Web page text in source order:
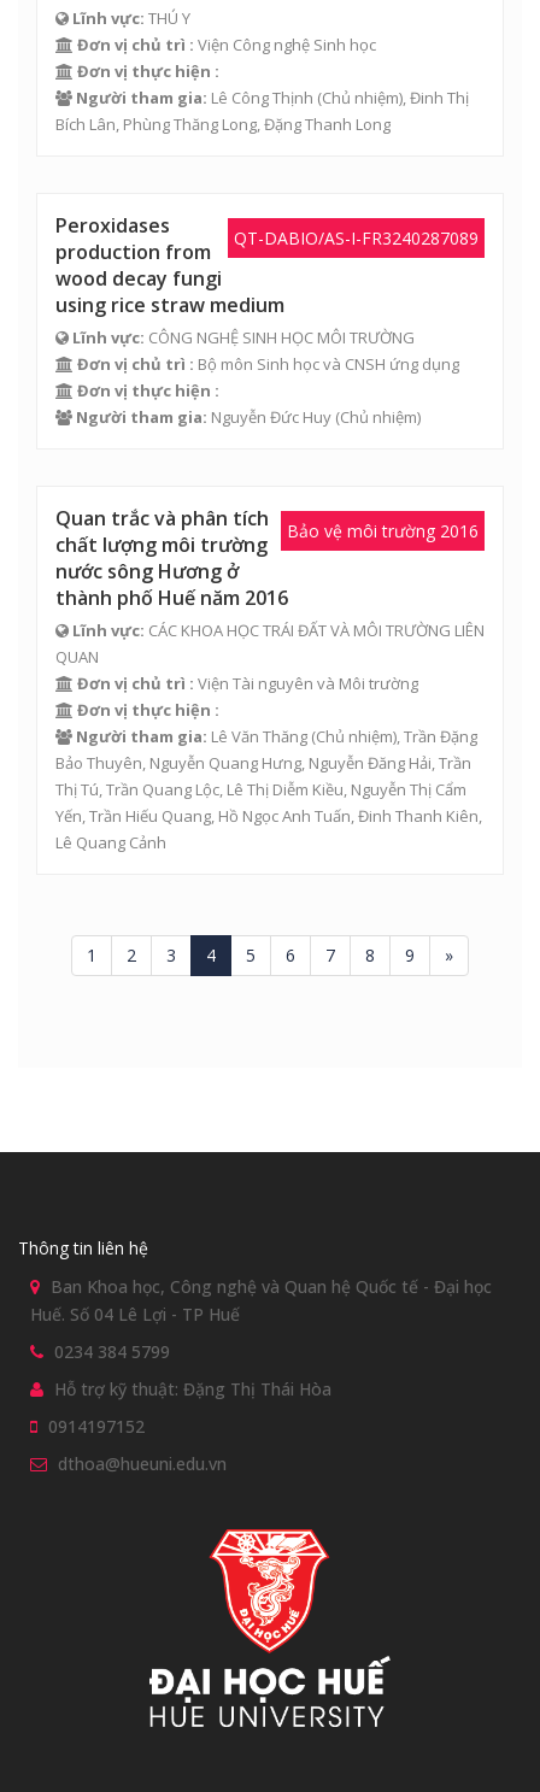
Lĩnh vực: THÚ Y
Đơn vị chủ trì : Viện Công nghệ Sinh học
Đơn vị thực hiện :
Người tham gia: Lê Công Thịnh (Chủ nhiệm),Đinh Thị
Bích Lân, Phùng Thăng Long,Đặng Thanh Long
QT-DABIO/AS-I-FR3240287089
Peroxidases
production from
wood decay fungi
using rice straw medium
Lĩnh vực: CÔNG NGHỆ SINH HỌC MÔI TRƯỜNG
Đơn vị chủ trì : Bộ môn Sinh học và CNSH ứng dụng
Đơn vị thực hiện :
Người tham gia: Nguyễn Đức Huy (Chủ nhiệm)
Bảo vệ môi trường 2016
Quan trắc và phân tích
chất lượng môi trường
nước sông Hương ở
thành phố Huế năm 2016
Lĩnh vực: CÁC KHOA HỌC TRÁI ĐẤT VÀ MÔI TRƯỜNG LIÊN
QUAN
Đơn vị chủ trì : Viện Tài nguyên và Môi trường
Đơn vị thực hiện :
Người tham gia: Lê Văn Thăng (Chủ nhiệm),Trần Đặng
Bảo Thuyên, Nguyễn Quang Hưng, Nguyễn Đăng Hải,Trần
Thị Tú,Trần Quang Lộc, Lê Thị Diễm Kiều, Nguyễn Thị Cẩm
Yến,Trần Hiếu Quang, Hồ Ngọc Anh Tuấn,Đinh Thanh Kiên,
Lê Quang Cảnh
1 2 3 4 5 6 7 8 9 »
Thông tin liên hệ
Ban Khoa học, Công nghệ và Quan hệ Quốc tế - Đại học
Huế. Số 04 Lê Lợi - TP Huế
0234 384 5799
Hỗ trợ kỹ thuật: Đặng Thị Thái Hòa
0914197152
dthoa@hueuni.edu.vn